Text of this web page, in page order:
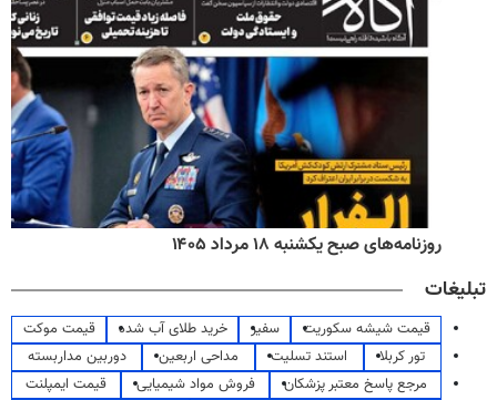
روزنامه‌های صبح یکشنبه ۱۸ مرداد ۱۴۰۵
تبلیغات
قیمت شیشه سکوریت سفیر خرید طلای آب شده
قیمت موکت
تور کربلا
استند تسلیت مداحی اربعین
دوربین مداربسته
مرجع پاسخ معتبر پزشکان
فروش مواد شیمیایی
قیمت ایمپلنت